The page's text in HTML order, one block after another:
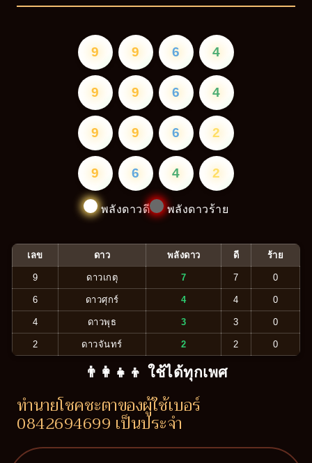
9 9 6 4
9 9 6 4
9 9 6 2
9 6 4 2
พลังดาวดี พลังดาวร้าย
เลข ดาว พลังดาว ดี ร้าย
9 ดาวเกตุ 7 7 0
6 ดาวศุกร์ 4 4 0
4 ดาวพุธ 3 3 0
2 ดาวจันทร์ 2 2 0
👨‍👩‍👧‍👦 ใช้ได้ทุกเพศ
ทำนายโชคชะตาของผู้ใช้เบอร์
0842694699 เป็นประจำ